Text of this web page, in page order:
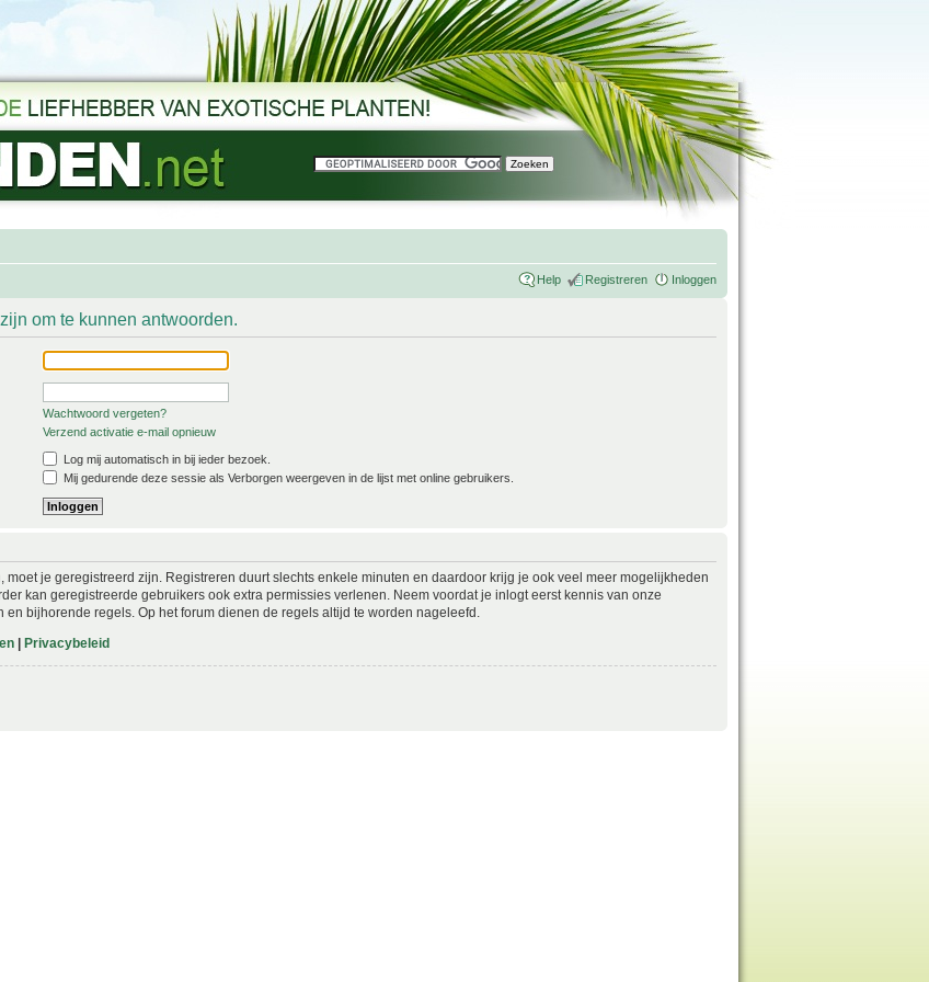
Help Registreren Inloggen
om te kunnen antwoorden.
Wachtwoord vergeten?
Verzend activatie e-mail opnieuw
Log mij automatisch in bij ieder bezoek.
Mij gedurende deze sessie als Verborgen weergeven in de lijst met online gebruikers.
moet je geregistreerd zijn. Registreren duurt slechts enkele minuten en daardoor krijg je ook veel meer mogelijkheden
kan geregistreerde gebruikers ook extra permissies verlenen. Neem voordat je inlogt eerst kennis van onze
en bijhorende regels. Op het forum dienen de regels altijd te worden nageleefd.
| Privacybeleid